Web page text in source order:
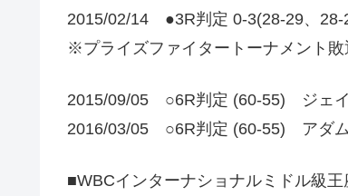
2015/02/14 ●3R判定 0-3(28-29、
※プライズファイタートーナメント敗
2015/09/05 ○6R判定 (60-55) ジェ
2016/03/05 ○6R判定 (60-55) アダ
■WBCインターナショナルミドル級王